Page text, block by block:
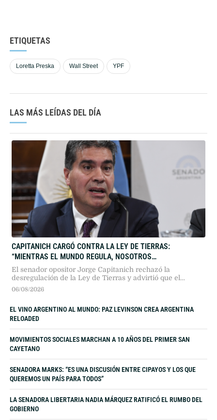
ETIQUETAS
LAS MÁS LEÍDAS DEL DÍA
CAPITANICH CARGÓ CONTRA LA LEY DE TIERRAS:
“MIENTRAS EL MUNDO REGULA, NOSOTROS
DESREGULAMOS”
El senador opositor Jorge Capitanich rechazó la
desregulación de la Ley de Tierras y advirtió que el
paquete oficialista atenta contra la soberanía nacional,
energía por sobre el control regulatorio del Estado.
EL VINO ARGENTINO AL MUNDO: PAZ LEVINSON CREA ARGENTINA
RELOADED
MOVIMIENTOS SOCIALES MARCHAN A 10 AÑOS DEL PRIMER SAN
CAYETANO
SENADORA MARKS: “ES UNA DISCUSIÓN ENTRE CIPAYOS Y LOS QUE
QUEREMOS UN PAÍS PARA TODOS”
LA SENADORA LIBERTARIA NADIA MÁRQUEZ RATIFICÓ EL RUMBO DEL
GOBIERNO